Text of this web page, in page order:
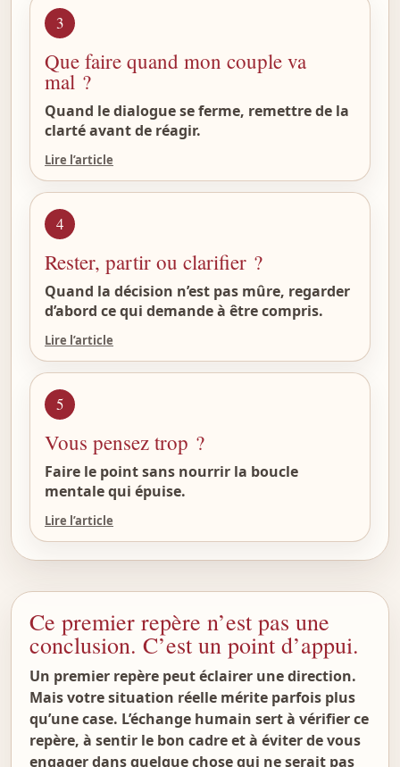
3
Que faire quand mon couple va
mal ?
Quand le dialogue se ferme, remettre de la
clarté avant de réagir.
Lire l’article
4
Rester, partir ou clarifier ?
Quand la décision n’est pas mûre, regarder
d’abord ce qui demande à être compris.
Lire l’article
5
Vous pensez trop ?
Faire le point sans nourrir la boucle
mentale qui épuise.
Lire l’article
Ce premier repère n’est pas une
conclusion. C’est un point d’appui.
Un premier repère peut éclairer une direction.
Mais votre situation réelle mérite parfois plus
qu’une case. L’échange humain sert à vérifier ce
repère, à sentir le bon cadre et à éviter de vous
engager dans quelque chose qui ne serait pas